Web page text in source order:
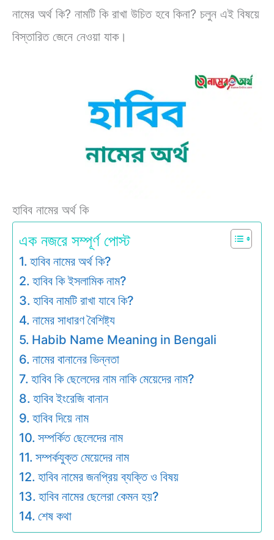
নামের অর্থ কি? নামটি কি রাখা উচিত হবে কিনা? চলুন এই বিষয়ে
বিস্তারিত জেনে নেওয়া যাক।
হাবিব নামের অর্থ কি
এক নজরে সম্পূর্ণ পোস্ট
হাবিব নামের অর্থ কি?
হাবিব কি ইসলামিক নাম?
হাবিব নামটি রাখা যাবে কি?
নামের সাধারণ বৈশিষ্ট্য
Habib Name Meaning in Bengali
নামের বানানের ভিন্নতা
হাবিব কি ছেলেদের নাম নাকি মেয়েদের নাম?
হাবিব ইংরেজি বানান
হাবিব দিয়ে নাম
সম্পর্কিত ছেলেদের নাম
সম্পর্কযুক্ত মেয়েদের নাম
হাবিব নামের জনপ্রিয় ব্যক্তি ও বিষয়
হাবিব নামের ছেলেরা কেমন হয়?
শেষ কথা